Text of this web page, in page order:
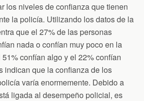
los niveles de confianza que tienen
la policía. Utilizando los datos de la
que el 27% de las personas
nada o confían muy poco en la
confían algo y el 22% confían
indican que la confianza de los
varía enormemente. Debido a
ligada al desempeño policial, es